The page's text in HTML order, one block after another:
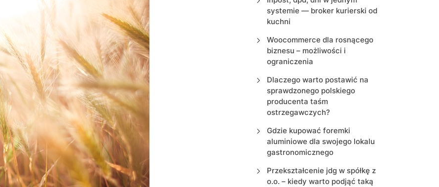
systemie — broker kurierski od
kuchni
Woocommerce dla rosnącego
biznesu – możliwości i
ograniczenia
Dlaczego warto postawić na
sprawdzonego polskiego
producenta taśm
ostrzegawczych?
Gdzie kupować foremki
aluminiowe dla swojego lokalu
gastronomicznego
Przekształcenie jdg w spółkę z
o.o. – kiedy warto podjąć taką